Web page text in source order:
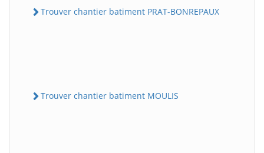
Trouver chantier batiment PRAT-BONREPAUX
Trouver chantier batiment MOULIS